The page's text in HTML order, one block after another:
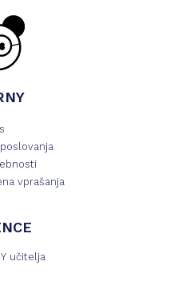
vprašanja
učitelja